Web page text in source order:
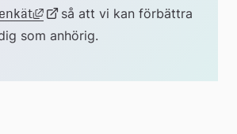
Länk till annan webbplats,
Länkså att vi kan förbättra
som anhörig.